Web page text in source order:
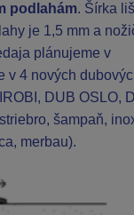
podlahám. Šírka
je 1,5 mm a
plánujeme v
v 4 nových
DUB OSLO,
šampaň,
merbau).